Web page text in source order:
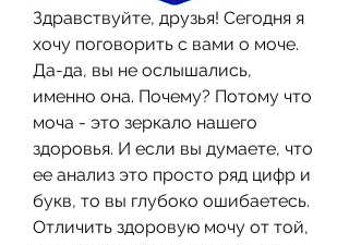
Здравствуйте, друзья! Сегодня я
хочу поговорить с вами о моче.
Да-да, вы не ослышались,
именно она. Почему? Потому что
моча - это зеркало нашего
здоровья. И если вы думаете, что
ее анализ это просто ряд цифр и
букв, то вы глубоко ошибаетесь.
Отличить здоровую мочу от той,